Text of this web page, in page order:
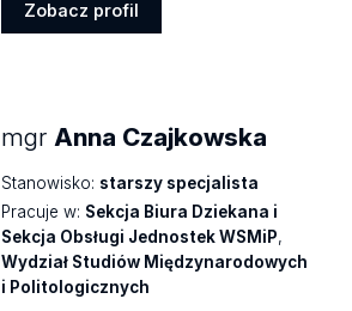
Zobacz profil
mgr Anna Czajkowska
Stanowisko: starszy specjalista
Pracuje w: Sekcja Biura Dziekana i
Sekcja Obsługi Jednostek WSMiP,
Wydział Studiów Międzynarodowych
i Politologicznych